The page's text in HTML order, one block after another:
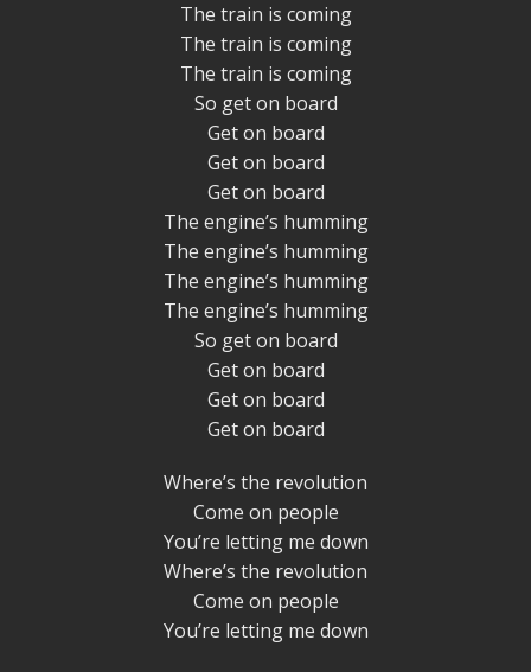
The train is coming
The train is coming
The train is coming
So get on board
Get on board
Get on board
Get on board
The engine’s humming
The engine’s humming
The engine’s humming
The engine’s humming
So get on board
Get on board
Get on board
Get on board
Where’s the revolution
Come on people
You’re letting me down
Where’s the revolution
Come on people
You’re letting me down